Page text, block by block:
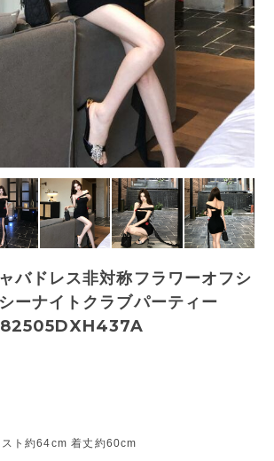
バドレス非対称フラワーオフシ
ーナイトクラブパーティー
ト約64cm 着丈約60cm